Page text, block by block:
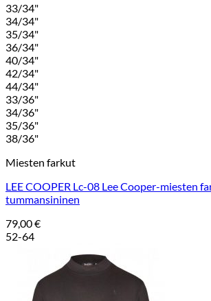
33/34"
34/34"
35/34"
36/34"
40/34"
42/34"
44/34"
33/36"
34/36"
35/36"
38/36"
Miesten farkut
LEE COOPER Lc-08 Lee Cooper-miesten
tummansininen
79,00€
52-64